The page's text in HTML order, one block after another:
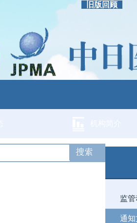
旧版回顾
监
通